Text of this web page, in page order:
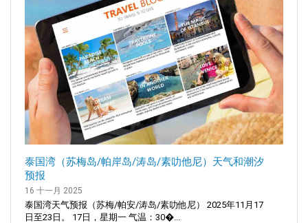
泰国湾（苏梅岛/帕岸岛/涛岛/素叻他尼）天气和潮汐
预报
16 十一月 2025
泰国湾天气预报（苏梅/帕安/涛岛/素叻他尼） 2025年11月17
日至23日。 17日，星期一 气温：30�...